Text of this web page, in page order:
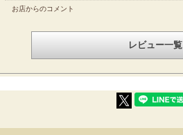
お店からのコメント
レビュー一覧